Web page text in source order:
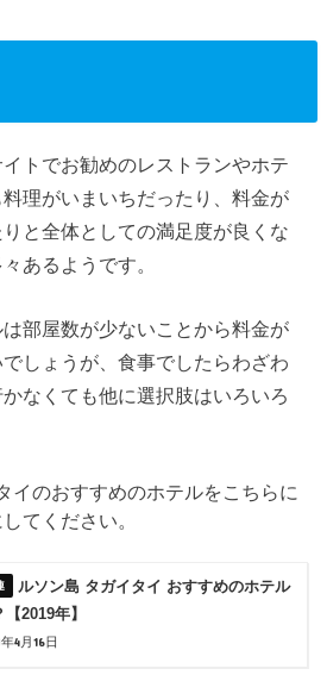
トでお勧めのレストランやホテ
理がいまいちだったり、料金が
と全体としての満足度が良くな
あるようです。
部屋数が少ないことから料金が
しょうが、食事でしたらわざわ
なくても他に選択肢はいろいろ
イのおすすめのホテルをこちらに
てください。
ルソン島 タガイタイ おすすめのホテル
【2019年】
4月16日